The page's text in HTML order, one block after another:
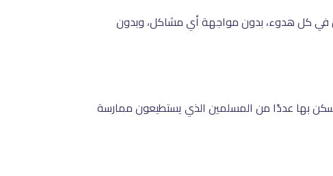
في كل هدوء، بدون مواجهة أي مشاكل، وبدون
بها عددًا من المسلمين الذي يستطيعون ممارسة